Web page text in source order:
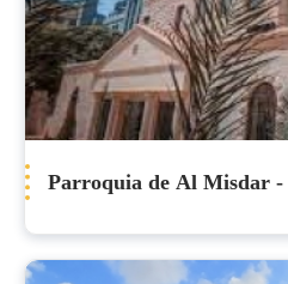
Parroquia de Al Misdar -